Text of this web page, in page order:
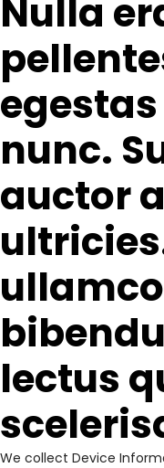
Nulla
nunc.
auctor
lectus
We collect Device